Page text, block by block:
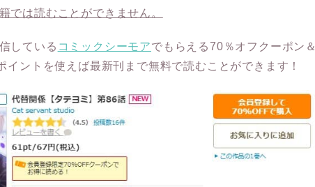
では読むことができません。
している コミックシーモアでもらえる70％オフクーポン＆
イントを使えば最新刊まで無料で読むことができます！